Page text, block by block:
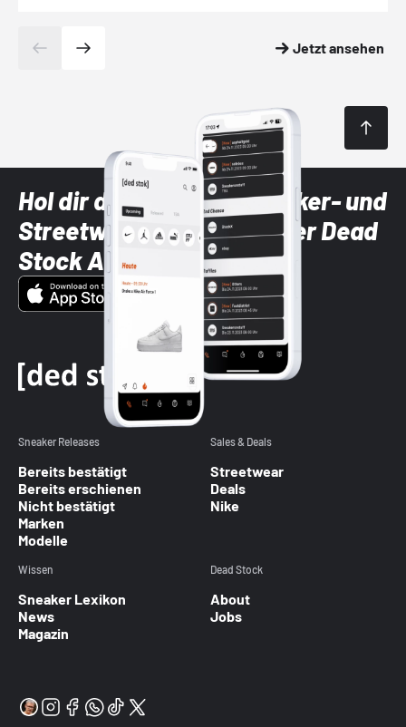
Jetzt ansehen
Hol dir die neuesten Sneaker- und
Streetwear-Brands mit der Dead
Stock App
Sneaker Releases
Bereits bestätigt
Bereits erschienen
Nicht bestätigt
Marken
Modelle
Sales & Deals
Streetwear
Deals
Nike
Wissen
Sneaker Lexikon
News
Magazin
Dead Stock
About
Jobs